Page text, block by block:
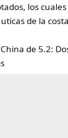
los
de la
de 5.2: